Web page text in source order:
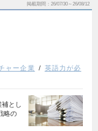
掲載期間 26/07/30～26/08/12
ャー企業
英語力が必
とし
略の